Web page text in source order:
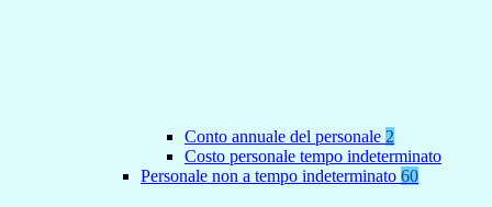
Conto annuale del personale 2
Costo personale tempo indeterminato
Personale non a tempo indeterminato 60